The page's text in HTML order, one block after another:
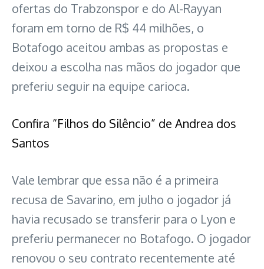
ofertas do Trabzonspor e do Al-Rayyan
foram em torno de R$ 44 milhões, o
Botafogo aceitou ambas as propostas e
deixou a escolha nas mãos do jogador que
preferiu seguir na equipe carioca.
Confira “Filhos do Silêncio” de Andrea dos
Santos
Vale lembrar que essa não é a primeira
recusa de Savarino, em julho o jogador já
havia recusado se transferir para o Lyon e
preferiu permanecer no Botafogo. O jogador
renovou o seu contrato recentemente até